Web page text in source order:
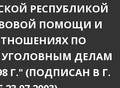
РЕСПУБЛИКОЙ
ПОМОЩИ И
ПО
ДЕЛАМ
Г." (ПОДПИСАН В Г.